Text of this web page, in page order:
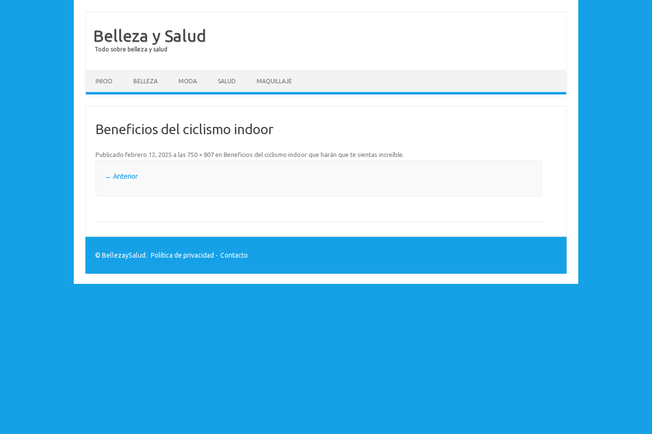
Belleza y Salud
Todo sobre belleza y salud
INICIO BELLEZA MODA SALUD MAQUILLAJE
Beneficios del ciclismo indoor
Publicado febrero 12, 2025 a las 750 × 807en Beneficios del ciclismo indoor que harán que te sientas increíble.
← Anterior
© BellezaySalud. Política de privacidad - Contacto